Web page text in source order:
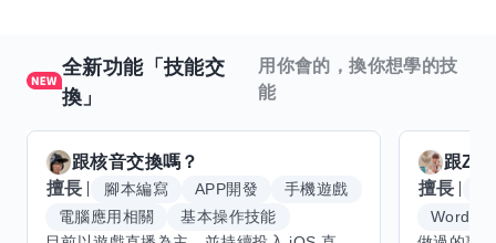
全新功能「技能交
換」
用你會的，換你想學的技
能
跟核音交換嗎？
擅長
腳本編寫 APP開發
手機遊戲
電腦應用相關
基本操作技能
跟
擅長
Word